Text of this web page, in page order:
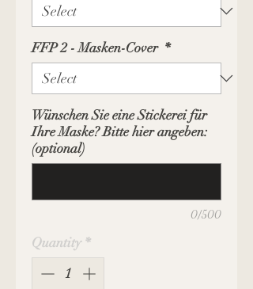
FFP 2 - Masken-Cover *
Wünschen Sie eine Stickerei für
Ihre Maske? Bitte hier angeben:
(optional)
0/500
Quantity *